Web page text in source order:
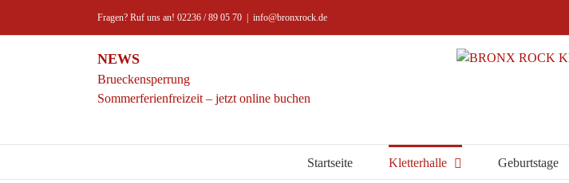
Fragen? Ruf uns an! 02236 / 89 05 70 info@bronxrock.de
NEWS
Brueckensperrung
Sommerferienfreizeit – jetzt online buchen
Startseite Kletterhalle Geburtstage